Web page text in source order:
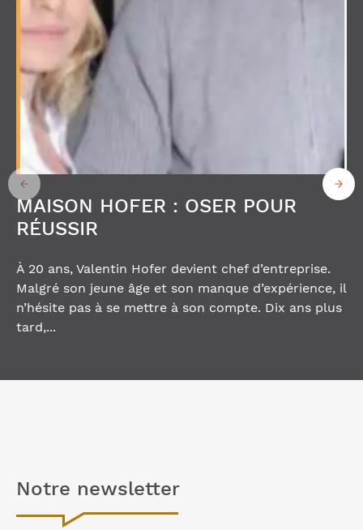
MAISON HOFER : OSER POUR
RÉUSSIR
À 20 ans, Valentin Hofer devient chef d’entreprise.
Malgré son jeune âge et son manque d’expérience, il
n’hésite pas à se mettre à son compte. Dix ans plus
tard,...
Notre newsletter